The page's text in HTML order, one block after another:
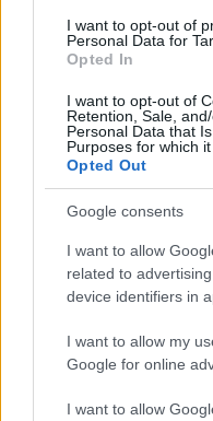
I want to opt-out of
Personal Data for
Opted In
I want to opt-out of
Retention, Sale,
Personal Data that
Purposes for which it
Opted Out
Google consents
I want to allow
related to
device identifiers in
I want to allow my
Google for online
I want to allow
HELYI HÍREK
HAZA ÉS
fa
Az
meg